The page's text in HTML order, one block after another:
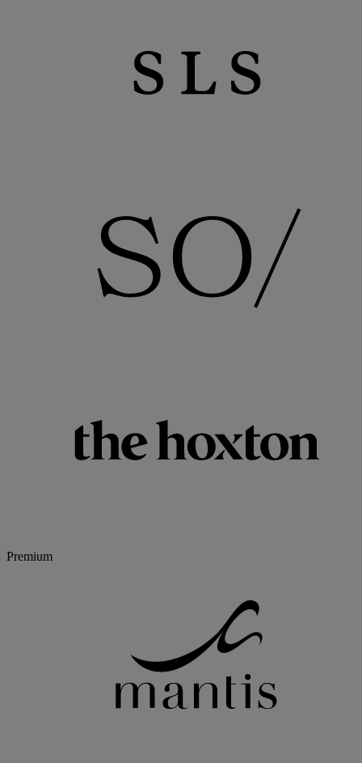
Premium